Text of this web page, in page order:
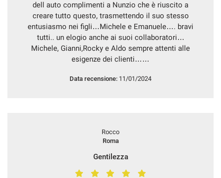
dell auto complimenti a Nunzio che è riuscito a
creare tutto questo, trasmettendo il suo stesso
entusiasmo nei figli…Michele e Emanuele…. bravi
tutti.. un elogio anche ai suoi collaboratori…
Michele, Gianni,Rocky e Aldo sempre attenti alle
esigenze dei clienti……
Data recensione: 11/01/2024
Rocco
Roma
Gentilezza